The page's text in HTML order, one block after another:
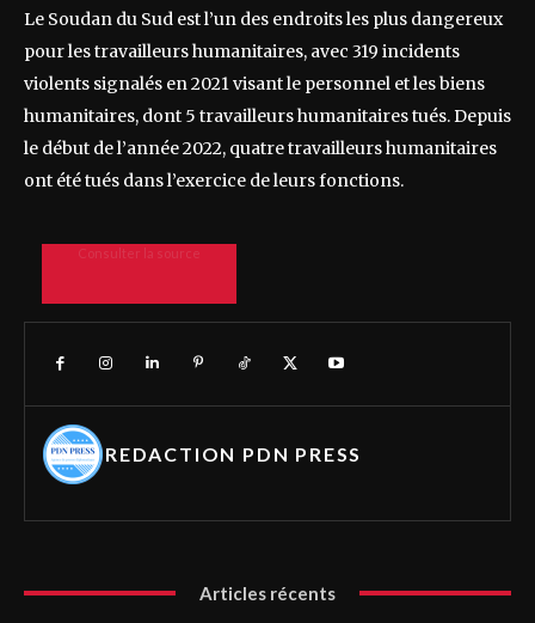
Le Soudan du Sud est l’un des endroits les plus dangereux
pour les travailleurs humanitaires, avec 319 incidents
violents signalés en 2021 visant le personnel et les biens
humanitaires, dont 5 travailleurs humanitaires tués. Depuis
le début de l’année 2022, quatre travailleurs humanitaires
ont été tués dans l’exercice de leurs fonctions.
Consulter la source
REDACTION PDN PRESS
Articles récents